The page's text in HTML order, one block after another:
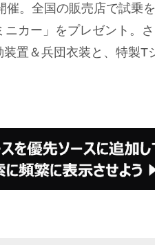
。全国の販売店で試乗
カー」をプレゼント。
置＆兵団衣装と、特製T